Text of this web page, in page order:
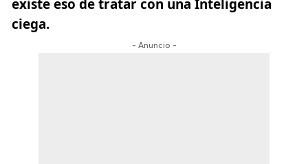
existe eso de tratar con una Inteligencia
ciega.
- Anuncio -